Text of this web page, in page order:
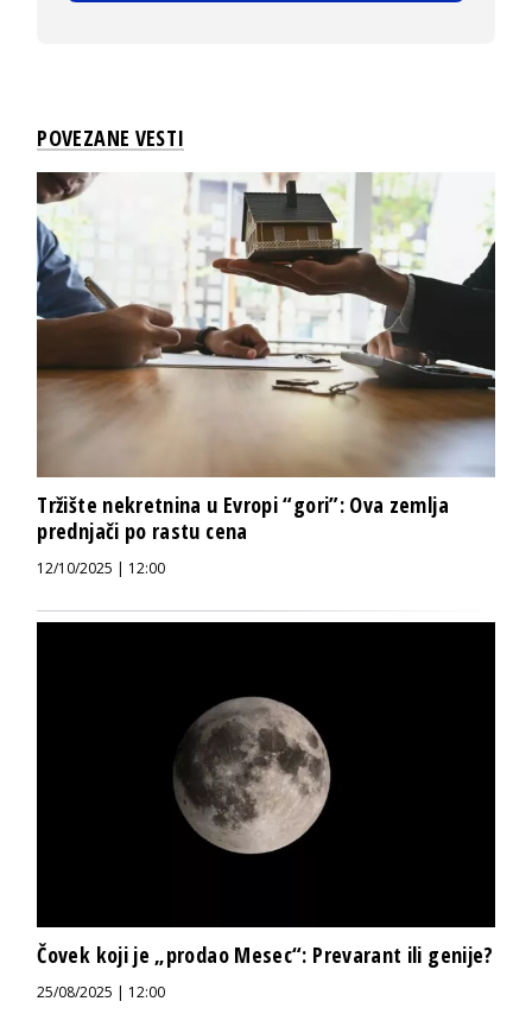
POVEZANE VESTI
Tržište nekretnina u Evropi “gori”: Ova zemlja
prednjači po rastu cena
12/10/2025 | 12:00
Čovek koji je „prodao Mesec“: Prevarant ili genije?
25/08/2025 | 12:00